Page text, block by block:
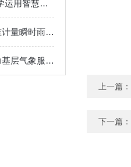
一体化农业气象站-科学运用智慧气象2023已更新（热点|要闻）
降雨量监测系统：精准计量瞬时雨强数值，不间断全天候观测
乡镇自动气象站：助力基层气象服务与农业发展
上一篇：
下一篇：